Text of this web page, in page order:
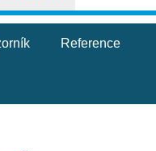
Reference